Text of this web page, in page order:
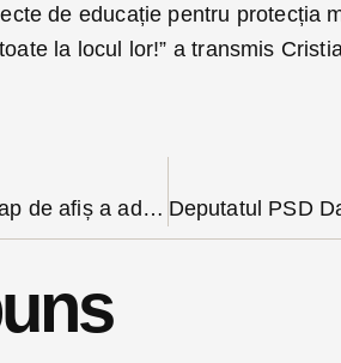
de educație pentru protecția
la locul lor!” a transmis
Concertul de Ziua Copilului cu Andia- cap de afiș a adunat sute de tineri spectatori pe Pietonalul Bistriței